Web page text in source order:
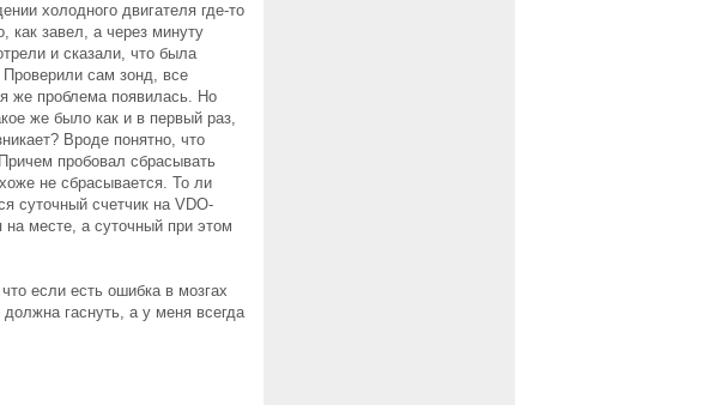
холодного двигателя где-то
как завел, а через минуту
и сказали, что была
сам зонд, все
же проблема появилась. Но
же было как и в первый раз,
Вроде понятно, что
пробовал сбрасывать
не сбрасывается. То ли
суточный счетчик на VDO-
на месте, а суточный при этом
если есть ошибка в мозгах
гаснуть, а у меня всегда